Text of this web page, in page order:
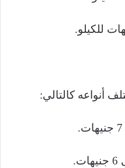
أنواعه كالتالي: